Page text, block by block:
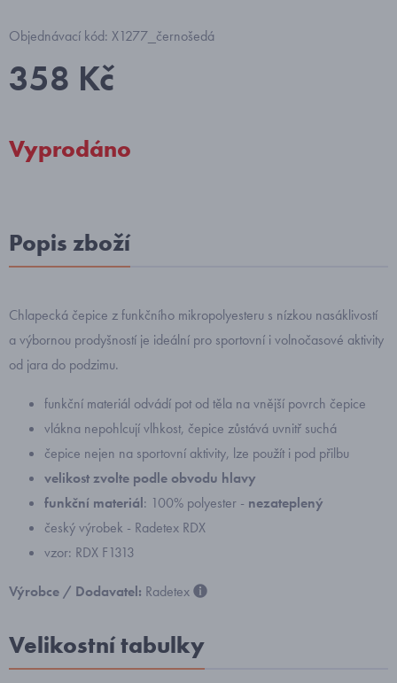
Objednávací kód: X1277_černošedá
358 Kč
Vyprodáno
Popis zboží
Chlapecká čepice z funkčního mikropolyesteru s nízkou nasáklivostí
a výbornou prodyšností je ideální pro sportovní i volnočasové aktivity
od jara do podzimu.
funkční materiál odvádí pot od těla na vnější povrch čepice
vlákna nepohlcují vlhkost, čepice zůstává uvnitř suchá
čepice nejen na sportovní aktivity, lze použít i pod přilbu
velikost zvolte podle obvodu hlavy
funkční materiál: 100% polyester - nezateplený
český výrobek - Radetex RDX
vzor: RDX F1313
Výrobce / Dodavatel: Radetex
Velikostní tabulky